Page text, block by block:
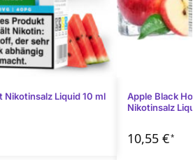
Nikotinsalz Liquid 10 ml
Apple Black
Nikotinsalz
10,55 €*